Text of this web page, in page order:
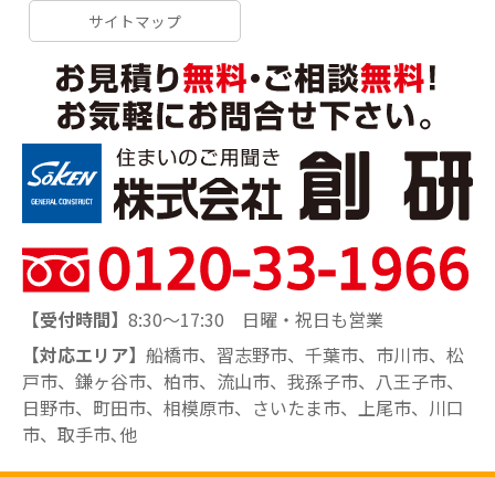
サイトマップ
【受付時間】 8:30～17:30 日曜・祝日も営業
【対応エリア】 船橋市、習志野市、千葉市、市川市、松
戸市、鎌ヶ谷市、柏市、流山市、我孫子市、八王子市、
日野市、町田市、相模原市、さいたま市、上尾市、川口
市、取手市､他